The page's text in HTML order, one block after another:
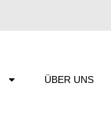
ÜBER UNS